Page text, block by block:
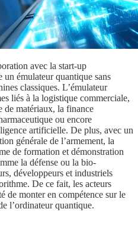
avec la start-up
un émulateur quantique sans
classiques. L’émulateur
liés à la logistique commerciale,
de matériaux, la finance
ou encore
artificielle. De plus, avec un
générale de l’armement, la
de formation et démonstration
la défense ou la bio-
développeurs et industriels
De ce fait, les acteurs
de monter en compétence sur le
l’ordinateur quantique.